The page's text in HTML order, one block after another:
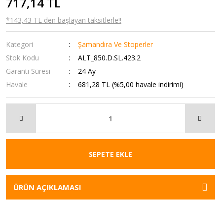
*143,43 TL den başlayan taksitlerle!!
Kategori
Şamandıra Ve Stoperler
Stok Kodu
ALT_850.D.SL.423.2
Garanti Süresi
24 Ay
Havale
681,28 TL (%5,00 havale indirimi)
SEPETE EKLE
ÜRÜN AÇIKLAMASI